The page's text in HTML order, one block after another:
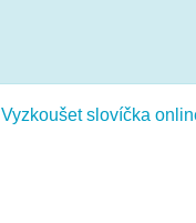
Vyzkoušet slovíčka